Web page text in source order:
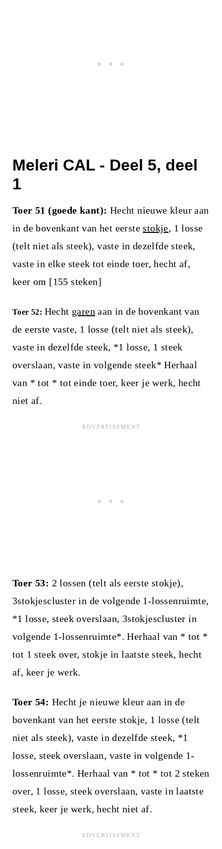
Meleri CAL - Deel 5, deel
1
Toer 51 (goede kant): Hecht nieuwe kleur aan
in de bovenkant van het eerstestokje, 1 losse
(telt niet als steek), vaste in dezelfde steek,
vaste in elke steek tot einde toer, hecht af,
keer om [155 steken]
Toer 52: Hecht garen aan in de bovenkant van
de eerste vaste, 1 losse (telt niet als steek),
vaste in dezelfde steek, *1 losse, 1 steek
overslaan, vaste in volgende steek* Herhaal
van * tot * tot einde toer, keer je werk, hecht
niet af.
Toer 53: 2 lossen (telt als eerste stokje),
3stokjescluster in de volgende 1-lossenruimte,
*1 losse, steek overslaan, 3stokjescluster in
volgende 1-lossenruimte*. Herhaal van * tot *
tot 1 steek over, stokje in laatste steek, hecht
af, keer je werk.
Toer 54: Hecht je nieuwe kleur aan in de
bovenkant van het eerste stokje, 1 losse (telt
niet als steek), vaste in dezelfde steek, *1
losse, steek overslaan, vaste in volgende 1-
lossenruimte*. Herhaal van * tot * tot 2 steken
over, 1 losse, steek overslaan, vaste in laatste
steek, keer je werk, hecht niet af.